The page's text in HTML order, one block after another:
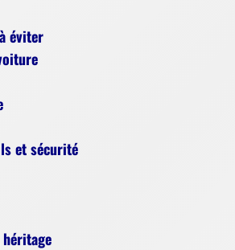
éviter
et sécurité
héritage